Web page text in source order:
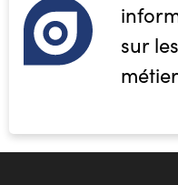
sur les